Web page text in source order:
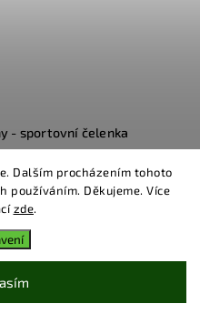
Dalším procházením tohoto
používáním. Děkujeme. Více
zde.
- sportovní čelenka
Kč